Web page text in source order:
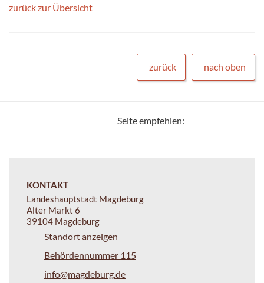
zurück zur Übersicht
zurück nach oben
Seite empfehlen:
KONTAKT
Landeshauptstadt Magdeburg
Alter Markt 6
39104 Magdeburg
Standort anzeigen
Behördennummer 115
info@magdeburg.de